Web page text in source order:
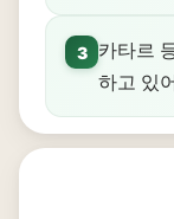
3
카타르
하고 있